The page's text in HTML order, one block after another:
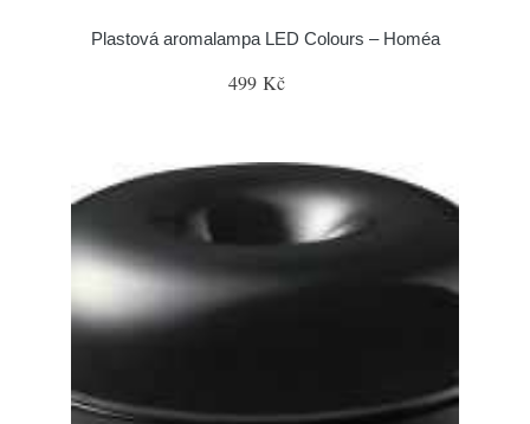
Plastová aromalampa LED Colours – Homéa
499 Kč